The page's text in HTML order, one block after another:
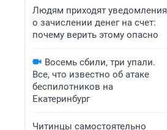
Людям приходят уведомления
о зачислении денег на счет:
почему верить этому опасно
Восемь сбили, три упали.
Все, что известно об атаке
беспилотников на
Екатеринбург
Читинцы самостоятельно